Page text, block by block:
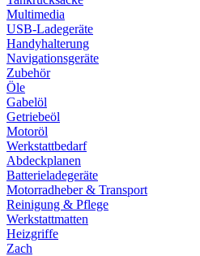
Multimedia
USB-Ladegeräte
Handyhalterung
Navigationsgeräte
Zubehör
Öle
Gabelöl
Getriebeöl
Motoröl
Werkstattbedarf
Abdeckplanen
Batterieladegeräte
Motorradheber & Transport
Reinigung & Pflege
Werkstattmatten
Heizgriffe
Zach